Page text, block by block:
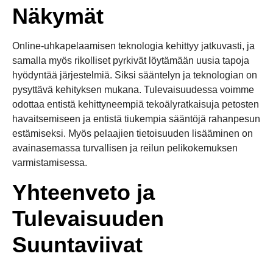
Näkymät
Online-uhkapelaamisen teknologia kehittyy jatkuvasti, ja
samalla myös rikolliset pyrkivät löytämään uusia tapoja
hyödyntää järjestelmiä. Siksi sääntelyn ja teknologian on
pysyttävä kehityksen mukana. Tulevaisuudessa voimme
odottaa entistä kehittyneempiä tekoälyratkaisuja petosten
havaitsemiseen ja entistä tiukempia sääntöjä rahanpesun
estämiseksi. Myös pelaajien tietoisuuden lisääminen on
avainasemassa turvallisen ja reilun pelikokemuksen
varmistamisessa.
Yhteenveto ja
Tulevaisuuden
Suuntaviivat